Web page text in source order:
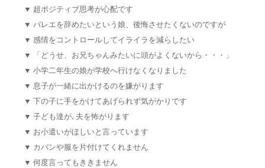
▼ 超ポジティブ思考が心配です
▼ バレエを辞めたいという娘、後悔させたくないのですが
▼ 感情をコントロールしてイライラを減らしたい
▼
「どうせ、お兄ちゃんみたいに頭がよくないから・・・」
▼ 小学二年生の娘が学校へ行けなくなりました
▼ 息子が一緒に出かけるのを嫌がります
▼
下の子に手をかけてあげられず気がかりです
▼ 子ども達が､夫を怖がります
▼ お小遣いがほしいと言っています
▼ カバンや服を片付けてくれません
▼ 何度言ってもききません